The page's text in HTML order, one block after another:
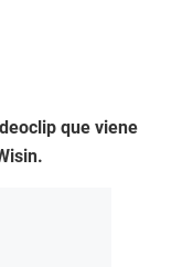
que viene